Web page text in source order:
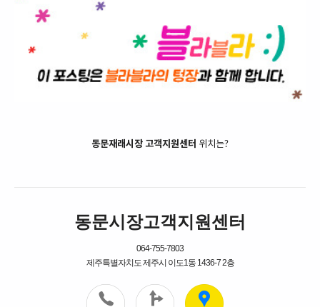
동문재래시장 고객지원센터 위치는?